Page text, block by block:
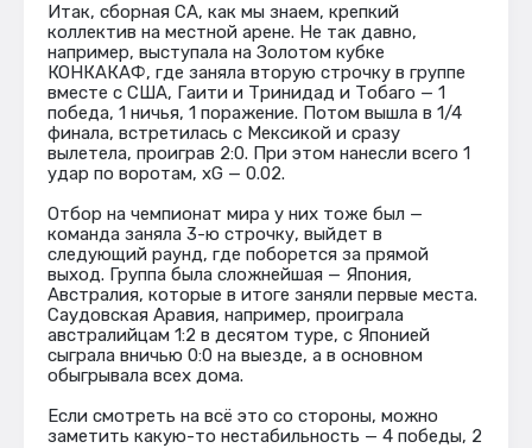
Итак, сборная СА, как мы знаем, крепкий
коллектив на местной арене. Не так давно,
например, выступала на Золотом кубке
КОНКАКАФ, где заняла вторую строчку в группе
вместе с США, Гаити и Тринидад и Тобаго — 1
победа, 1 ничья, 1 поражение. Потом вышла в 1/4
финала, встретилась с Мексикой и сразу
вылетела, проиграв 2:0. При этом нанесли всего 1
удар по воротам, xG — 0.02.
Отбор на чемпионат мира у них тоже был —
команда заняла 3-ю строчку, выйдет в
следующий раунд, где поборется за прямой
выход. Группа была сложнейшая — Япония,
Австралия, которые в итоге заняли первые места.
Саудовская Аравия, например, проиграла
австралийцам 1:2 в десятом туре, с Японией
сыграла вничью 0:0 на выезде, а в основном
обыгрывала всех дома.
Если смотреть на всё это со стороны, можно
заметить какую-то нестабильность — 4 победы, 2